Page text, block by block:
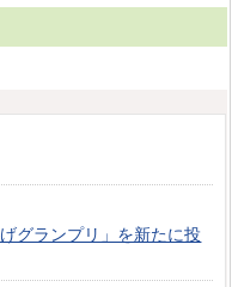
グランプリ」を新たに投